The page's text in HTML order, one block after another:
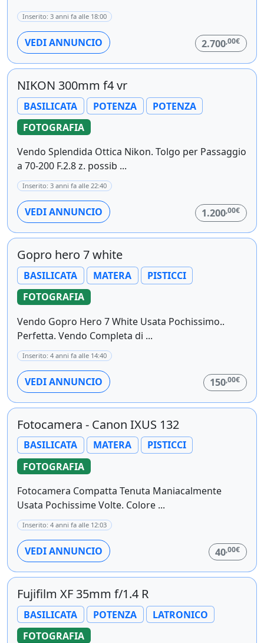
Inserito: 3 anni fa alle 18:00
VEDI ANNUNCIO 2.700,00€
NIKON 300mm f4 vr
BASILICATA POTENZA
POTENZA
FOTOGRAFIA
Vendo Splendida Ottica Nikon. Tolgo per Passaggio
a 70-200 F.2.8 z. possib ...
Inserito: 3 anni fa alle 22:40
VEDI ANNUNCIO 1.200,00€
Gopro hero 7 white
BASILICATA MATERA
PISTICCI
FOTOGRAFIA
Vendo Gopro Hero 7 White Usata Pochissimo..
Perfetta. Vendo Completa di ...
Inserito: 4 anni fa alle 14:40
VEDI ANNUNCIO 150,00€
Fotocamera - Canon IXUS 132
BASILICATA MATERA
PISTICCI
FOTOGRAFIA
Fotocamera Compatta Tenuta Maniacalmente
Usata Pochissime Volte. Colore ...
Inserito: 4 anni fa alle 12:03
VEDI ANNUNCIO 40,00€
Fujifilm XF 35mm f/1.4 R
BASILICATA POTENZA
LATRONICO
FOTOGRAFIA